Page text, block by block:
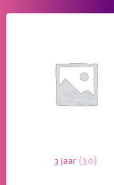
3 jaar (30)